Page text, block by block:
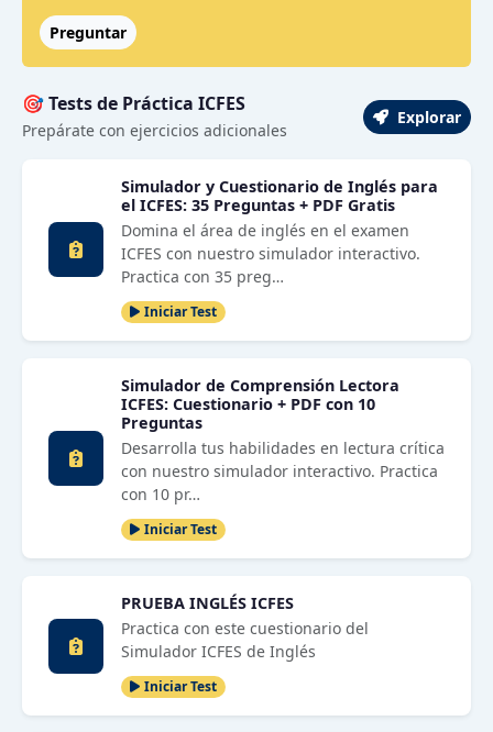
Preguntar
🎯 Tests de Práctica ICFES
Prepárate con ejercicios adicionales
Explorar
Simulador y Cuestionario de Inglés para
el ICFES: 35 Preguntas + PDF Gratis
Domina el área de inglés en el examen
ICFES con nuestro simulador interactivo.
Practica con 35 preg…
Iniciar Test
Simulador de Comprensión Lectora
ICFES: Cuestionario + PDF con 10
Preguntas
Desarrolla tus habilidades en lectura crítica
con nuestro simulador interactivo. Practica
con 10 pr…
Iniciar Test
PRUEBA INGLÉS ICFES
Practica con este cuestionario del
Simulador ICFES de Inglés
Iniciar Test